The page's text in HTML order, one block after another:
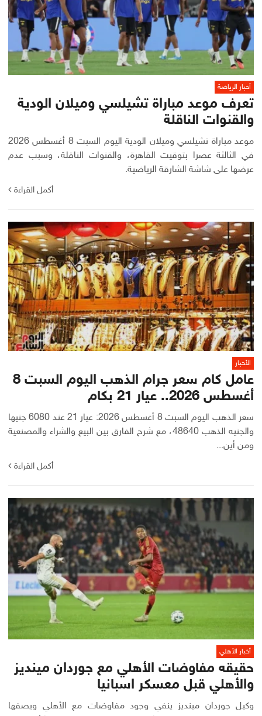
أخبار الرياضة
تعرف موعد مباراة تشيلسي وميلان الودية
والقنوات الناقلة
موعد مباراة تشيلسي وميلان الودية اليوم السبت 8 أغسطس 2026
في الثالثة عصرا بتوقيت القاهرة، والقنوات الناقلة، وسبب عدم
عرضها على شاشة الشارقة الرياضية.
أكمل القراءة
الأخبار
عامل كام سعر جرام الذهب اليوم السبت 8
أغسطس 2026.. عيار 21 بكام
سعر الذهب اليوم السبت 8 أغسطس 2026: عيار 21 عند 6080 جنيها
والجنيه الذهب 48640، مع شرح الفارق بين البيع والشراء والمصنعية
ومن أين...
أكمل القراءة
أخبار الأهلي
حقيقه مفاوضات الأهلي مع جوردان مينديز
والأهلي قبل معسكر اسبانيا
وكيل جوردان مينديز ينفي وجود مفاوضات مع الأهلي ويصفها